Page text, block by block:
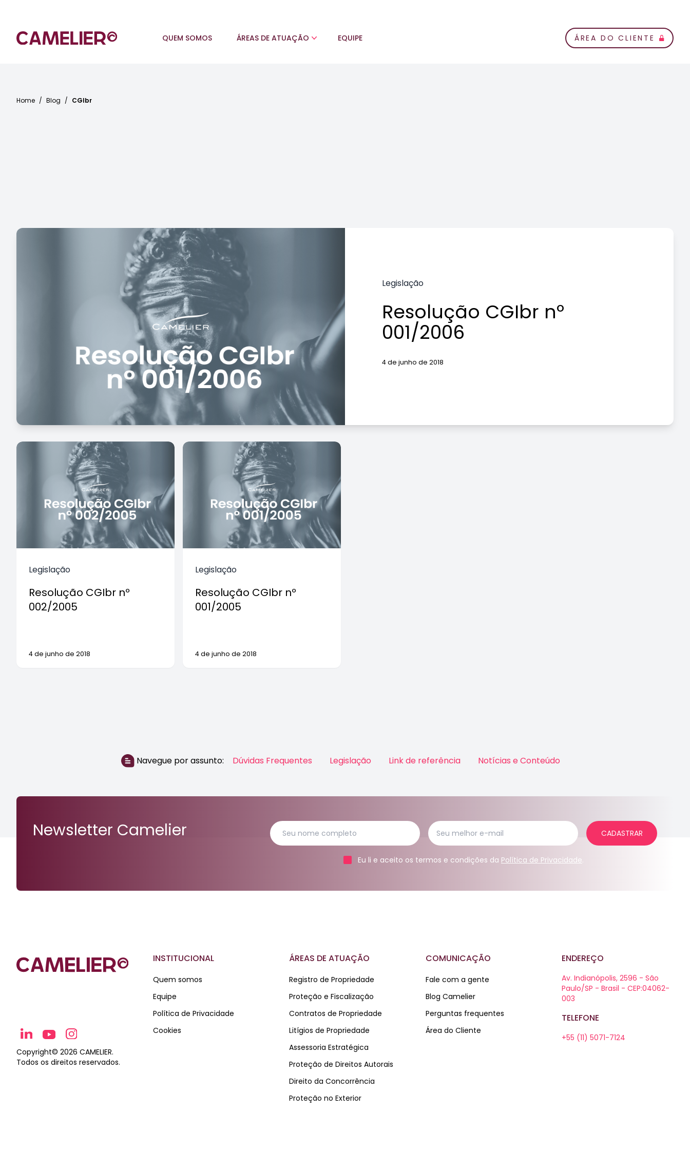
QUEM SOMOS ÁREAS DE ATUAÇÃO EQUIPE ÁREA DO CLIENTE
Home / Blog / CGIbr
Legislação
Resolução CGIbr nº
001/2006
4 de junho de 2018
Legislação
Resolução CGIbr nº
002/2005
4 de junho de 2018
Legislação
Resolução CGIbr nº
001/2005
4 de junho de 2018
Navegue por assunto: Dúvidas Frequentes Legislação Link de referência Notícias e Conteúdo
Newsletter Camelier CADASTRAR
Eu li e aceito os termos e condições da Política de Privacidade.
Copyright© 2026 CAMELIER.
Todos os direitos reservados.
INSTITUCIONAL
Quem somos
Equipe
Política de Privacidade
Cookies
ÁREAS DE ATUAÇÃO
Registro de Propriedade
Proteção e Fiscalização
Contratos de Propriedade
Litígios de Propriedade
Assessoria Estratégica
Proteção de Direitos Autorais
Direito da Concorrência
Proteção no Exterior
COMUNICAÇÃO
Fale com a gente
Blog Camelier
Perguntas frequentes
Área do Cliente
ENDEREÇO
Av. Indianópolis, 2596 - São
Paulo/SP - Brasil - CEP:04062-
003
TELEFONE
+55 (11) 5071-7124